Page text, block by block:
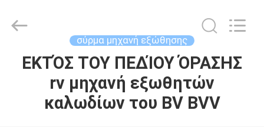
ΣΠΊΤΙ
ΠΡΟΪΌΝΤΑ
and
Mechanical
Reserved.
σύρμα μηχανή εξώθησης
ΕΚΤΌΣ ΤΟΥ ΠΕΔΊΟΥ ΌΡΑΣΗΣ
rv μηχανή εξωθητών
καλωδίων του BV BVV